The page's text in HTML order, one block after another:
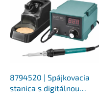
8794520 | Spájkovacia
stanica s digitálnou